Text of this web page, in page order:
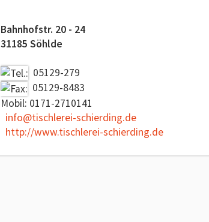
Bahnhofstr. 20 - 24
31185 Söhlde
05129-279
05129-8483
Mobil: 0171-2710141
info@tischlerei-schierding.de
http://www.tischlerei-schierding.de